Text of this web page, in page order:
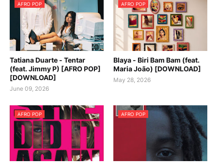
AFRO POP
Tatiana Duarte - Tentar
(feat. Jimmy P) [AFRO POP]
[DOWNLOAD]
June 09, 2026
AFRO POP
Blaya - Biri Bam Bam (feat.
Maria João) [DOWNLOAD]
May 28, 2026
AFRO POP AFRO POP